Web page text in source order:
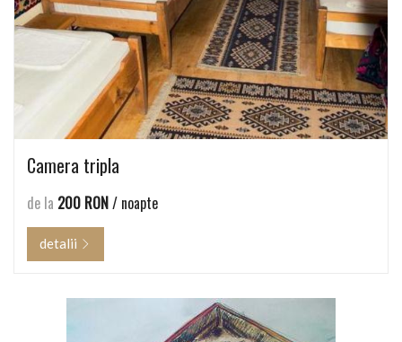
Camera tripla
de la 200 RON/ noapte
detalii